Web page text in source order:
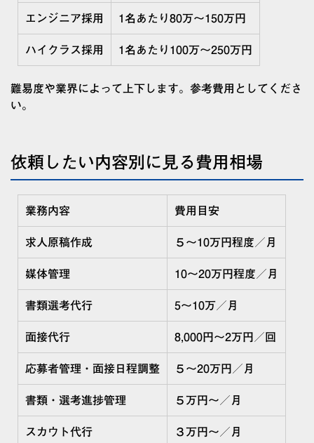
エンジニア採用 1名あたり80万〜150万円
ハイクラス採用 1名あたり100万〜250万円
難易度や業界によって上下します。参考費用としてくださ
い。
依頼したい内容別に見る費用相場
業務内容 費用目安
求人原稿作成 ５〜10万円程度／月
媒体管理 10〜20万円程度／月
書類選考代行 5〜10万／月
面接代行 8,000円〜2万円／回
応募者管理・面接日程調整 ５〜20万円／月
書類・選考進捗管理 ５万円〜／月
スカウト代行 ３万円〜／月